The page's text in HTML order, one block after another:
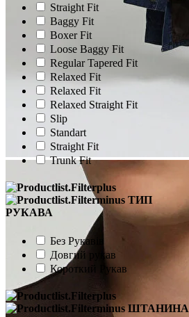
Straight Fit
Baggy Fit
Boxer Fit
Loose Baggy Fit
Regular Tapered Fit
Relaxed Fit
Relaxed Fit
Relaxed Straight Fit
Slip
Standart
Straight Fit
Trunk Fit
ТИП
РУКАВА
Без Рукавів
Довгий рукав
Короткий Рукав
ШТАНИНА